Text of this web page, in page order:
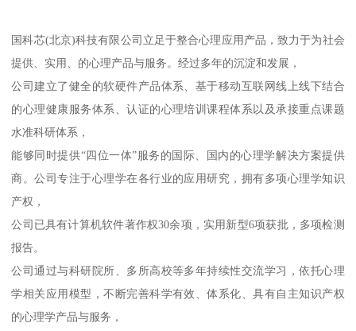
国科芯(北京)科技有限公司立足于整合心理应用产品，致力于为社会
提供、实用、的心理产品与服务。经过多年的沉淀和发展，
公司建立了健全的软硬件产品体系、基于移动互联网线上线下结合
的心理健康服务体系、认证的心理培训课程体系以及承接重点课题
水准科研体系，
能够同时提供“四位一体”服务的国际、国内的心理学解决方案提供
商。公司专注于心理学在各行业的应用研究，拥有多项心理学知识
产权，
公司已具有计算机软件著作权30余项，实用新型6项获批，多项检测
报告。
公司通过与科研院所、多所高校等多年持续性交流学习，依托心理
学相关应用模型，不断完善科学有效、体系化、具有自主知识产权
的心理学产品与服务，